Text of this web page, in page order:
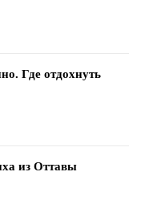
Где отдохнуть
из Оттавы